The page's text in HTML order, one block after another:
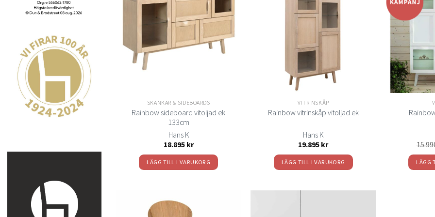
Lägg
till i
önskelistan
SKÄNKAR & SIDEBOARDS
Rainbow sideboard vitoljad ek
133cm
Hans K
18.895 kr
LÄGG TILL I VARUKORG
VITRINSKÅP
Rainbow vitrinskåp vitoljad ek
Hans K
19.895 kr
LÄGG TILL I VARUKORG LÄGG